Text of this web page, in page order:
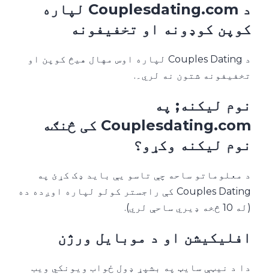
د Couplesdating.com لپاره
کوپن کوډونه او تخفیفونه
د Couples Dating لپاره اوس مهال هيڅ کوپن او
تخفیفونه شتون نه لري۔.
نوم ليکنه; په
Couplesdating.com کی څنګه
نوم لیکنه وکړو؟
د معلوماتو ساحه چې تاسو یې باید ډک کړئ په
Couples Dating کې راجستر کولو لپاره اوږده ده
(له 10 څخه ډیري ساحې لري).
افلیکیشن او د موبایل ورژن
دا د نیټې سایټ په بشپړ ډول ځواب ویونکي ویب